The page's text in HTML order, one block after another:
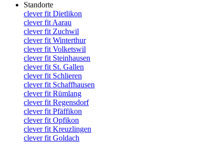
Standorte
clever fit Dietlikon
clever fit Aarau
clever fit Zuchwil
clever fit Winterthur
clever fit Volketswil
clever fit Steinhausen
clever fit St. Gallen
clever fit Schlieren
clever fit Schaffhausen
clever fit Rümlang
clever fit Regensdorf
clever fit Pfäffikon
clever fit Opfikon
clever fit Kreuzlingen
clever fit Goldach